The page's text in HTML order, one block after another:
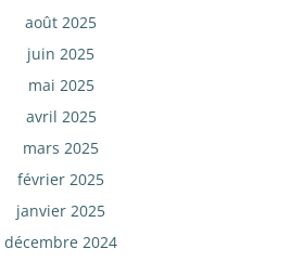
août 2025
juin 2025
mai 2025
avril 2025
mars 2025
février 2025
janvier 2025
décembre 2024